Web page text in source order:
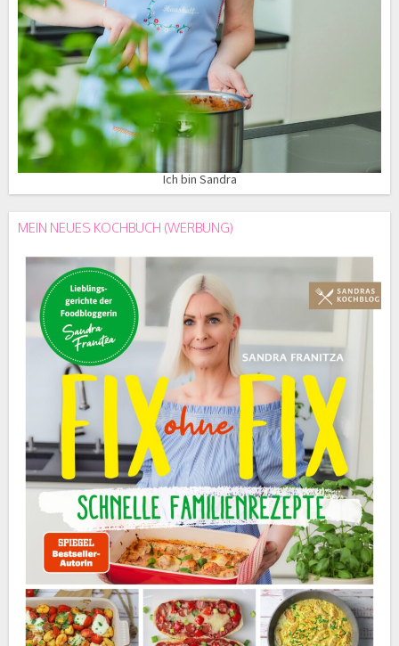
Ich bin Sandra
MEIN NEUES KOCHBUCH (WERBUNG)